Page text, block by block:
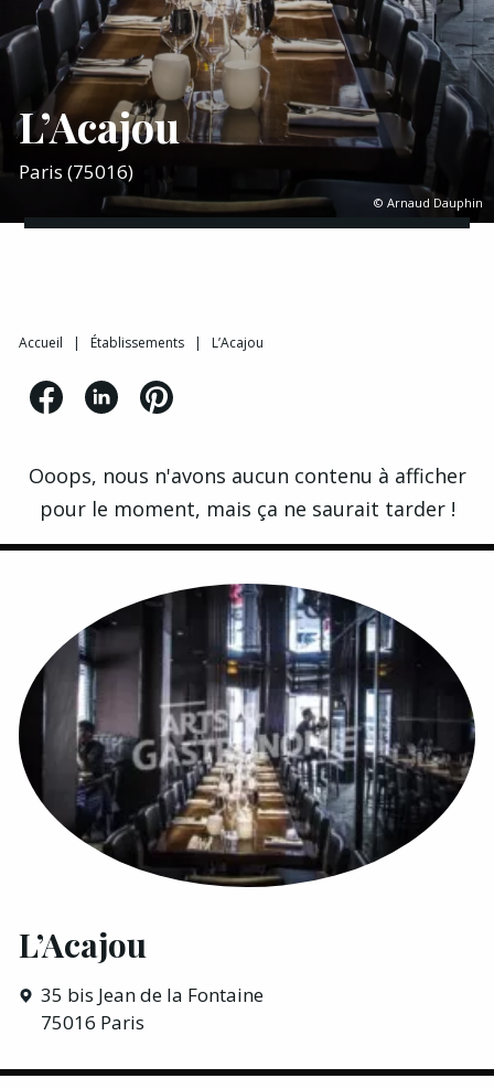
© Arnaud Dauphin
L’Acajou
Paris (75016)
Accueil | Établissements | L’Acajou
Ooops, nous n'avons aucun contenu à afficher
pour le moment, mais ça ne saurait tarder !
L’Acajou
35 bis Jean de la Fontaine
75016 Paris